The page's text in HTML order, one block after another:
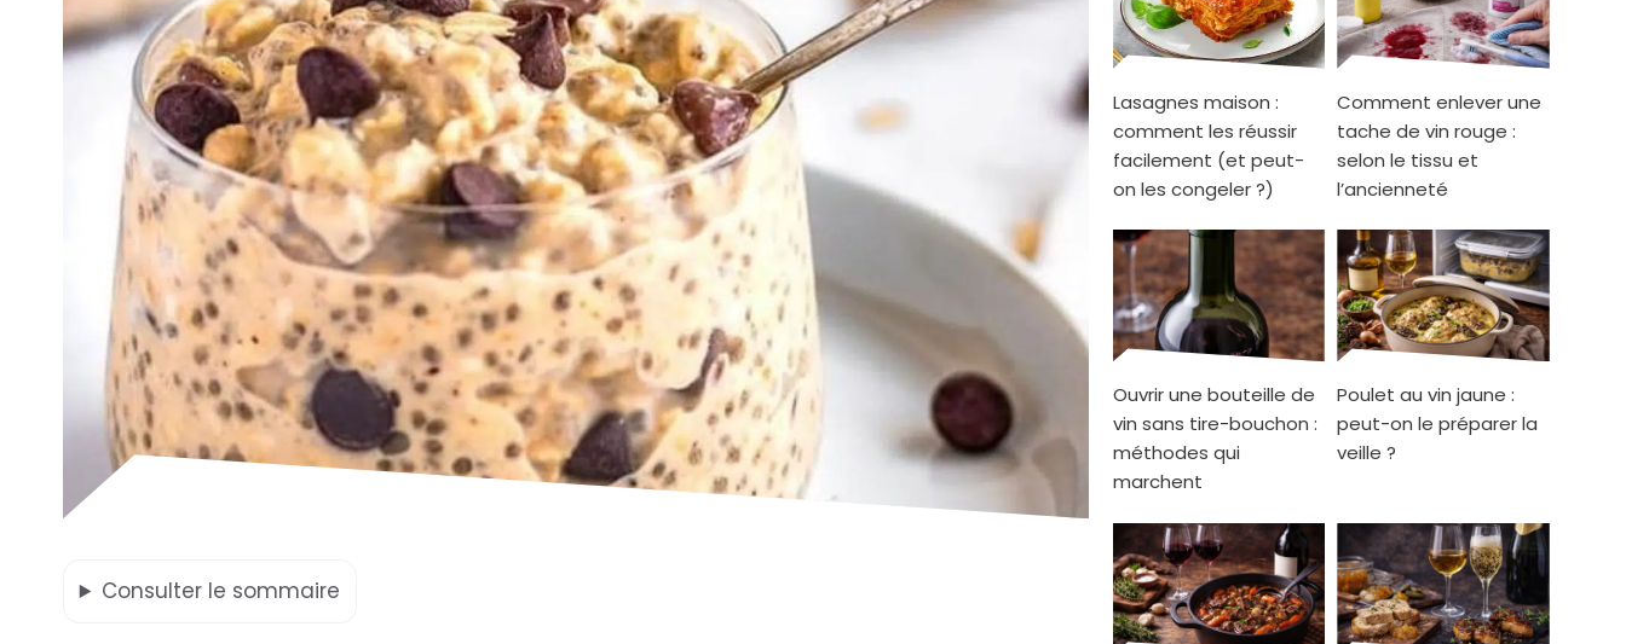
Consulter le sommaire
Lasagnes maison :
comment les réussir
facilement (et peut-
on les congeler ?)
Comment enlever une
tache de vin rouge :
selon le tissu et
l’ancienneté
Ouvrir une bouteille de
vin sans tire-bouchon :
méthodes qui
marchent
Poulet au vin jaune :
peut-on le préparer la
veille ?